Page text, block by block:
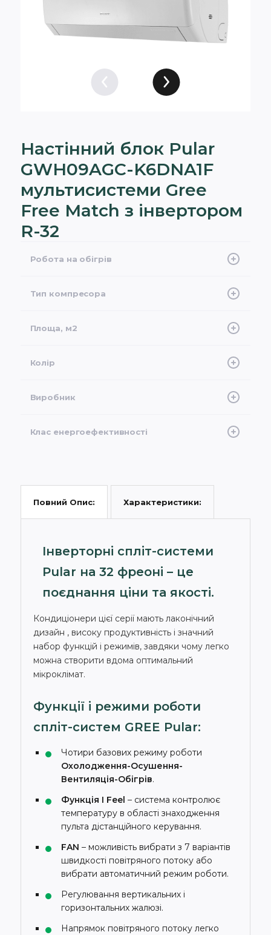
Настінний блок Pular
GWH09AGС-K6DNA1F
мультисистеми Gree
Free Match з інвертором
R-32
Робота на обігрів
Тип компресора
Площа, м2
Колір
Виробник
Клас енергоефективності
Повний Опис: Характеристики:
Інверторні спліт-системи
Pular на 32 фреоні – це
поєднання ціни та якості.
Кондиціонери цієї серії мають лаконічний
дизайн , високу продуктивність і значний
набор функцій і режимів, завдяки чому легко
можна створити вдома оптимальний
мікроклімат.
Функції і режими роботи
спліт-систем GREE Pular:
Чотири базових режиму роботи
Охолодження-Осушення-
Вентиляція-Обігрів.
Функція I Feel – система контролює
температуру в області знаходження
пульта дістанційного керування.
FAN – можливість вибрати з 7 варіантів
швидкості повітряного потоку або
вибрати автоматичний режим роботи.
Регулювання вертикальних і
горизонтальних жалюзі.
Напрямок повітряного потоку легко